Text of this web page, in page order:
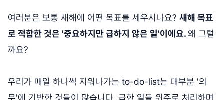
여러분은 보통 새해에 어떤 목표를 세우시나요? 새해 목표
로 적합한 것은 '중요하지만 급하지 않은 일'이에요.왜 그럴
까요?
우리가 매일 하나씩 지워나가는 to-do-list는 대부분 '의
무'에 기반한 것들이 많습니다. 급한 일들 위주로 처리하며